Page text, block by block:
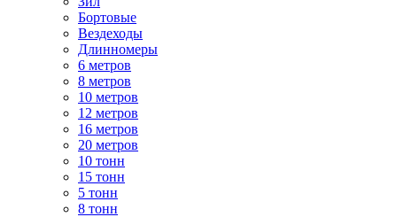
Бортовые
Вездеходы
Длинномеры
6 метров
8 метров
10 метров
12 метров
16 метров
20 метров
10 тонн
15 тонн
5 тонн
8 тонн